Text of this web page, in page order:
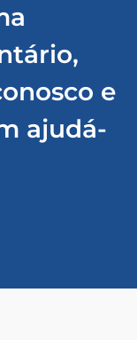
e
ajudá-